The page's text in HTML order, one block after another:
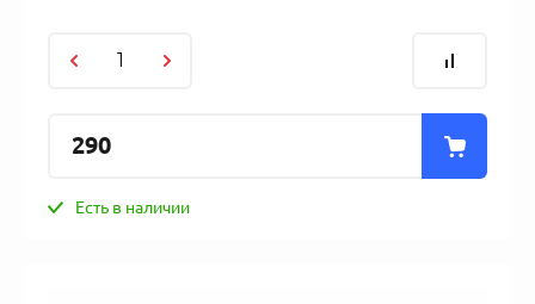
290
Есть в наличии